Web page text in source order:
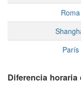
Roma
París
Diferencia horaria